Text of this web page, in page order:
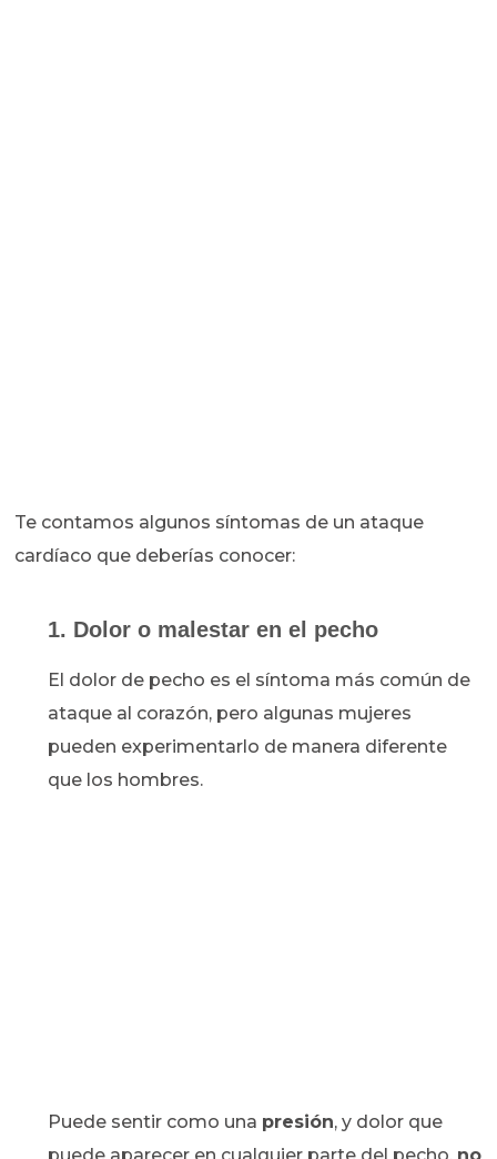
Te contamos algunos síntomas de un ataque
cardíaco que deberías conocer:
1. Dolor o malestar en el pecho
El dolor de pecho es el síntoma más común de
ataque al corazón, pero algunas mujeres
pueden experimentarlo de manera diferente
que los hombres.
Puede sentir como una presión, y dolor que